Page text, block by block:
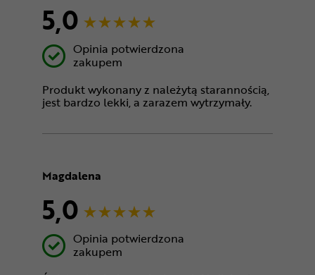
5,0
Opinia potwierdzona
zakupem
Produkt wykonany z należytą starannością,
jest bardzo lekki, a zarazem wytrzymały.
Magdalena
5,0
Opinia potwierdzona
zakupem